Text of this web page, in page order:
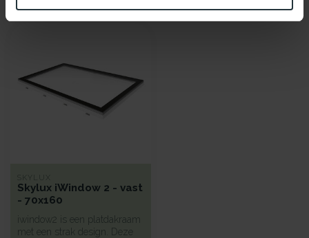
SKYLUX
Skylux iWindow 2 - vast
- 70x160
iwindow2 is een platdakraam
met een strak design. Deze